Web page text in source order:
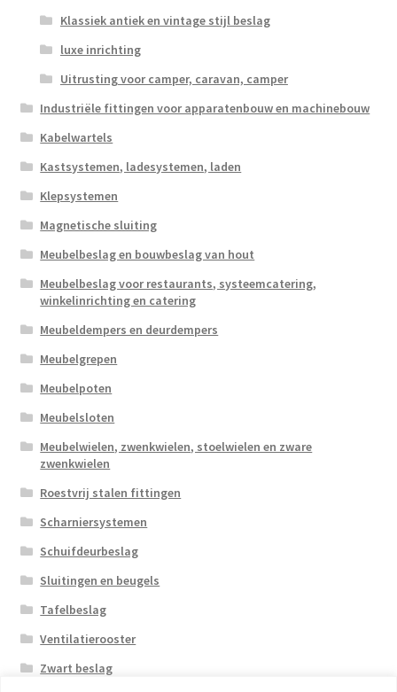
Klassiek antiek en vintage stijl beslag
luxe inrichting
Uitrusting voor camper, caravan, camper
Industriële fittingen voor apparatenbouw en machinebouw
Kabelwartels
Kastsystemen, ladesystemen, laden
Klepsystemen
Magnetische sluiting
Meubelbeslag en bouwbeslag van hout
Meubelbeslag voor restaurants, systeemcatering,
winkelinrichting en catering
Meubeldempers en deurdempers
Meubelgrepen
Meubelpoten
Meubelsloten
Meubelwielen, zwenkwielen, stoelwielen en zware
zwenkwielen
Roestvrij stalen fittingen
Scharniersystemen
Schuifdeurbeslag
Sluitingen en beugels
Tafelbeslag
Ventilatierooster
Zwart beslag